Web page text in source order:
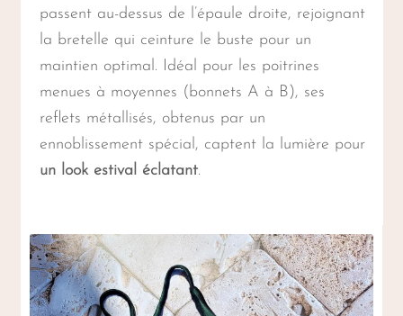
passent au-dessus de l’épaule droite, rejoignant
la bretelle qui ceinture le buste pour un
maintien optimal. Idéal pour les poitrines
menues à moyennes (bonnets A à B), ses
reflets métallisés, obtenus par un
ennoblissement spécial, captent la lumière pour
un look estival éclatant.